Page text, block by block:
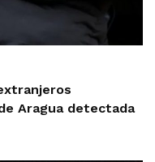
Aragua detectada